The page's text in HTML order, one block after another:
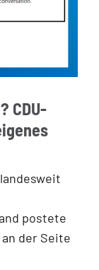
CDU-
postete
der Seite